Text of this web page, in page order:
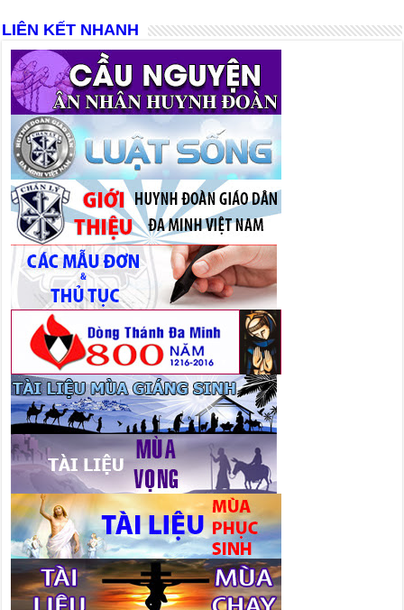
LIÊN KẾT NHANH